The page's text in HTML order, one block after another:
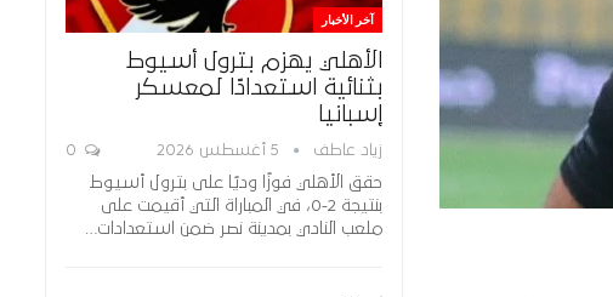
آخر الأخبار
الأهلي يهزم بترول أسيوط
بثنائية استعدادًا لمعسكر
إسبانيا
زياد عاطف 5 أغسطس 2026
حقق الأهلي فوزًا وديًا على بترول أسيوط
بنتيجة 2-0، في المباراة التي أقيمت على
ملعب النادي بمدينة نصر ضمن استعدادات…